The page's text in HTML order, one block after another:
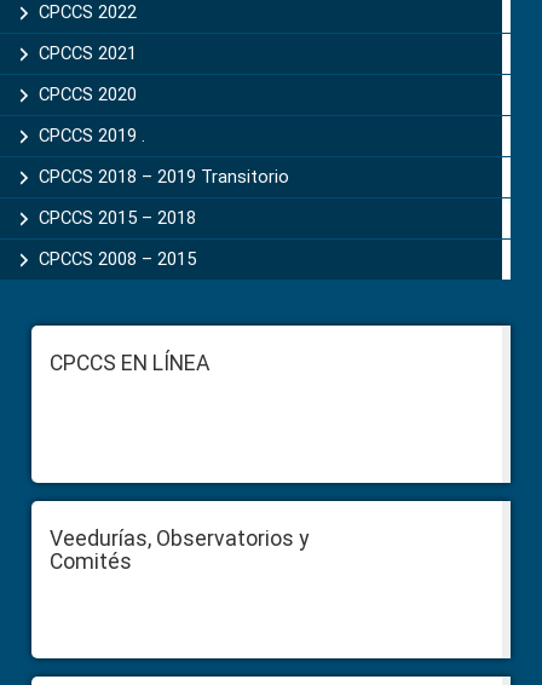
CPCCS 2022
CPCCS 2021
CPCCS 2020
CPCCS 2019 .
CPCCS 2018 – 2019 Transitorio
CPCCS 2015 – 2018
CPCCS 2008 – 2015
FooterCPCCS EN LÍNEA
Veedurías, Observatorios y
Comités